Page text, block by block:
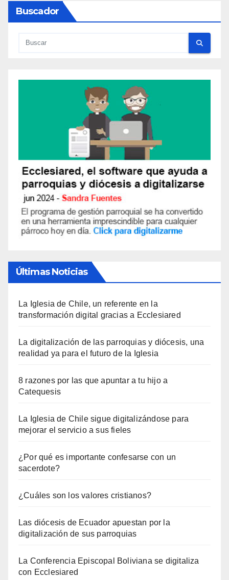
Buscador
Últimas Noticias
La Iglesia de Chile, un referente en la
transformación digital gracias a Ecclesiared
La digitalización de las parroquias y diócesis, una
realidad ya para el futuro de la Iglesia
8 razones por las que apuntar a tu hijo a
Catequesis
La Iglesia de Chile sigue digitalizándose para
mejorar el servicio a sus fieles
¿Por qué es importante confesarse con un
sacerdote?
¿Cuáles son los valores cristianos?
Las diócesis de Ecuador apuestan por la
digitalización de sus parroquias
La Conferencia Episcopal Boliviana se digitaliza
con Ecclesiared